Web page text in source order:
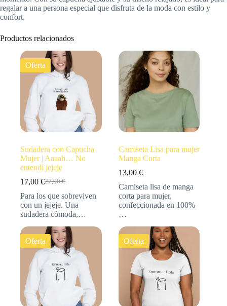
regalar a una persona especial que disfruta de la moda con estilo y
confort.
Productos relacionados
Oferta
Sudadera con Capucha
Mujer | Aaaah… No
entendí jejeje
27,00€
17,00 €
Para los que sobreviven
con un jejeje. Una
sudadera cómoda,…
Camiseta Lisa para mujer
Manga Corta
13,00 €
Camiseta lisa de manga
corta para mujer,
confeccionada en 100%
…
Oferta Oferta